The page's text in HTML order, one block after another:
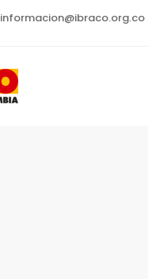
informacion@ibraco.org.co